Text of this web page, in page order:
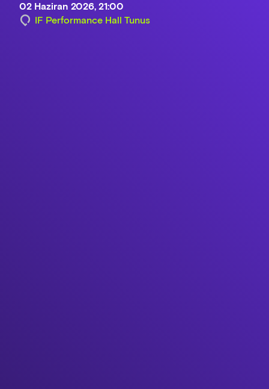
02 Haziran 2026, 21:00
IF Performance Hall Tunus